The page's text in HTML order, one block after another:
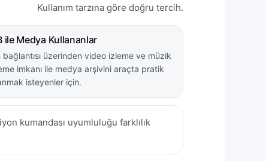
Kullanım tarzına göre doğru tercih.
ile Medya Kullananlar
bağlantısı üzerinden video izleme ve müzik
imkanı ile medya arşivini araçta pratik
isteyenler için.
kumandası uyumluluğu farklılık